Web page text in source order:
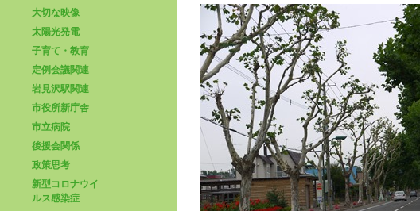
大切な映像
太陽光発電
子育て・教育
定例会議関連
岩見沢駅関連
市役所新庁舎
市立病院
後援会関係
政策思考
新型コロナウイ
ルス感染症